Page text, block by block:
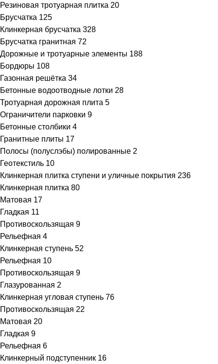
Резиновая тротуарная плитка 20
Брусчатка 125
Клинкерная брусчатка 328
Брусчатка гранитная 72
Дорожные и тротуарные элементы 188
Бордюры 108
Газонная решётка 34
Бетонные водоотводные лотки 28
Тротуарная дорожная плита 5
Ограничители парковки 9
Бетонные столбики 4
Гранитные плиты 17
Полосы (полуслэбы) полированные 2
Геотекстиль 10
Клинкерная плитка ступени и уличные покрытия 236
Клинкерная плитка 80
Матовая 17
Гладкая 11
Противоскользящая 9
Рельефная 4
Клинкерная ступень 52
Рельефная 10
Противоскользящая 9
Глазурованная 2
Клинкерная угловая ступень 76
Противоскользящая 22
Матовая 20
Гладкая 9
Рельефная 6
Клинкерный подступенник 16